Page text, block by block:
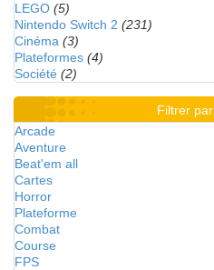
LEGO (5)
Nintendo Switch 2 (231)
Cinéma (3)
Plateformes (4)
Société (2)
Filtrer
Arcade
Aventure
Beat'em all
Cartes
Horror
Plateforme
Combat
Course
FPS